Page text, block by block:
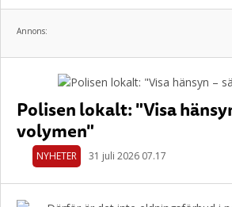
Annons:
Polisen lokalt: "Visa
volymen"
NYHETER 31 juli 2026 07.17